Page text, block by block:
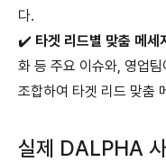
다.
✔️ 타겟 리드별 맞춤 메세
화 등 주요 이슈와, 영업
조합하여 타겟 리드 맞춤
실제 DALPHA 사